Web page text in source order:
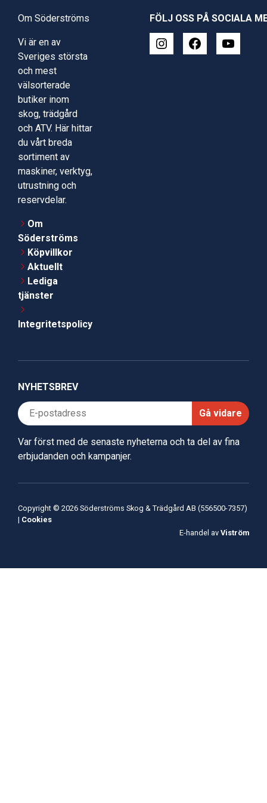
Om Söderströms
Vi är en av
Sveriges största
och mest
välsorterade
butiker inom
skog, trädgård
och ATV. Här hittar
du vårt breda
sortiment av
maskiner, verktyg,
utrustning och
reservdelar.
Om
Söderströms
Köpvillkor
Aktuellt
Lediga
tjänster
Integritetspolicy
FÖLJ OSS PÅ SOCIALA
NYHETSBREV
Gå vidare
Var först med de senaste nyheterna och ta del av fina
erbjudanden och kampanjer.
Copyright © 2026 Söderströms Skog & Trädgård AB (556500-7357)
| Cookies
E-handel av Viström